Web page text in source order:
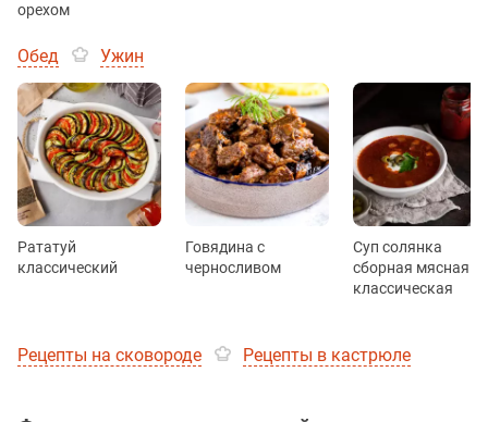
орехом
Обед Ужин
Рататуй
классический
Говядина с
черносливом
Суп солянка
сборная мясная
классическая
Рецепты на сковороде Рецепты в кастрюле